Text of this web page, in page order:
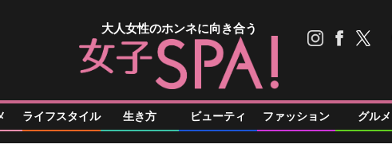
大人女性のホンネに向き合う
ライフスタイル 生き方 ビューティ ファッション グルメ